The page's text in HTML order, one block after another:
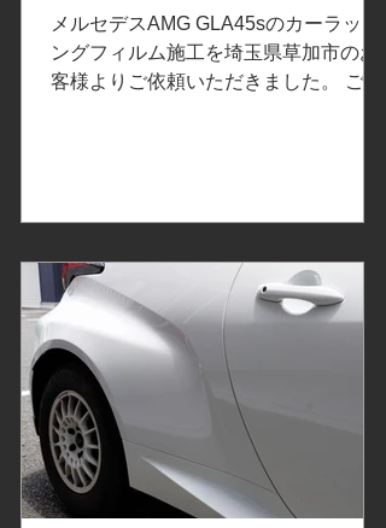
箇所をコーティング仕上げ Before After
Before Aft
ル/Mercedes-AMG GLA45s/
埼玉県草加市U様
メルセデスAMG GLA45sのカーラッピ
ングフィルム施工を埼玉県草加市のお
客様よりご依頼いただきました。 ご依
ズより「サテンブラック」。光の加減
ッピングフィルム。ルーフレール、ウ
インドーモールに使用します ルーフレ
ールのカーラッピングフィルム施工 ウ
インドーモールのカーラッピングフィ
ルム施工 カーラッピングフィルム施工
個所をコーティング仕上げ Before After
Before After Before After この度は、メ
ルセデスAMG GLA45sのカーラッピン
グフィルム施工をご依頼いただきあり